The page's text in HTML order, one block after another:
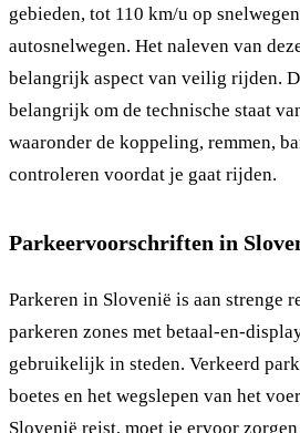
gebieden, tot 110 km/u op
autosnelwegen. Het naleven van
belangrijk aspect van veilig rijden.
belangrijk om de technische staat
waaronder de koppeling, remmen,
controleren voordat je gaat rijden.
Parkeervoorschriften in
Parkeren in Slovenië is aan strenge
parkeren zones met betaal-en-
gebruikelijk in steden. Verkeerd
boetes en het wegslepen van het
Slovenië reist, moet je ervoor